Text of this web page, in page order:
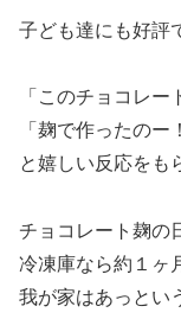
子ども達にも好評
「このチョコレー
「麹で作ったのー
と嬉しい反応をも
チョコレート麹の
冷凍庫なら約１ヶ
我が家はあっとい